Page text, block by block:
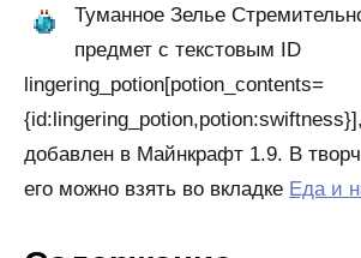
Туманное Зелье
предмет с текстовым ID
lingering_potion[potion_contents=
добавлен в Майнкрафт 1.9. В
его можно взять во вкладке Еда и